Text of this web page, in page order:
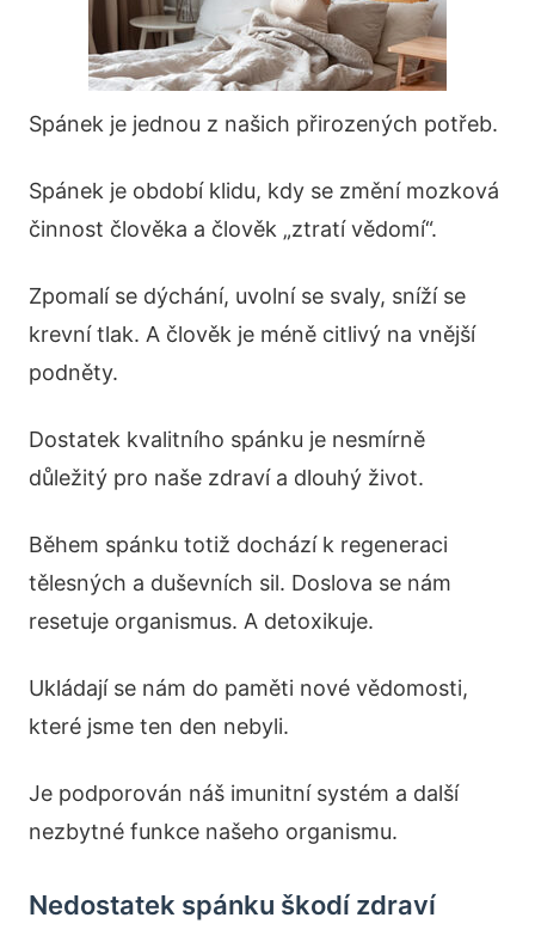
Spánek je jednou z našich přirozených potřeb.
Spánek je období klidu, kdy se změní mozková
činnost člověka a člověk „ztratí vědomí“.
Zpomalí se dýchání, uvolní se svaly, sníží se
krevní tlak. A člověk je méně citlivý na vnější
podněty.
Dostatek kvalitního spánku je nesmírně
důležitý pro naše zdraví a dlouhý život.
Během spánku totiž dochází k regeneraci
tělesných a duševních sil. Doslova se nám
resetuje organismus. A detoxikuje.
Ukládají se nám do paměti nové vědomosti,
které jsme ten den nebyli.
Je podporován náš imunitní systém a další
nezbytné funkce našeho organismu.
Nedostatek spánku škodí zdraví